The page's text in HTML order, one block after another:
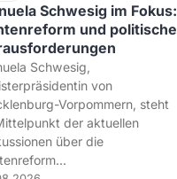
Schwesig im Fokus:
und politische
Schwesig,
von
Vorpommern, steht
der aktuellen
über die